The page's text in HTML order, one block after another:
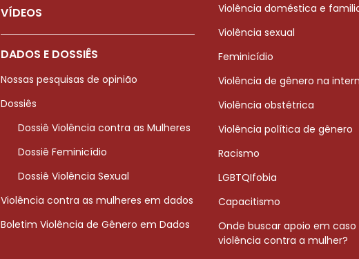
VÍDEOS
DADOS E DOSSIÊS
Nossas pesquisas de opinião
Dossiês
Dossiê Violência contra as Mulheres
Dossiê Feminicídio
Dossiê Violência Sexual
Violência contra as mulheres em dados
Boletim Violência de Gênero em Dados
Violência doméstica e
Violência sexual
Feminicídio
Violência de gênero na
Violência obstétrica
Violência política de gênero
Racismo
LGBTQIfobia
Capacitismo
Onde buscar apoio em caso
violência contra a mulher?